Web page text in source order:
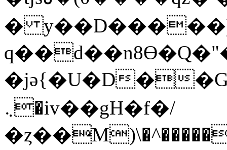
�
�jə{�U�D�
܆�iv��gH�f�/
�ȥ��܏M)\�^�����Z{Pߍo�E�ɔ��^�i�G>�'R���vE�{�R�`��UUm��'6=}